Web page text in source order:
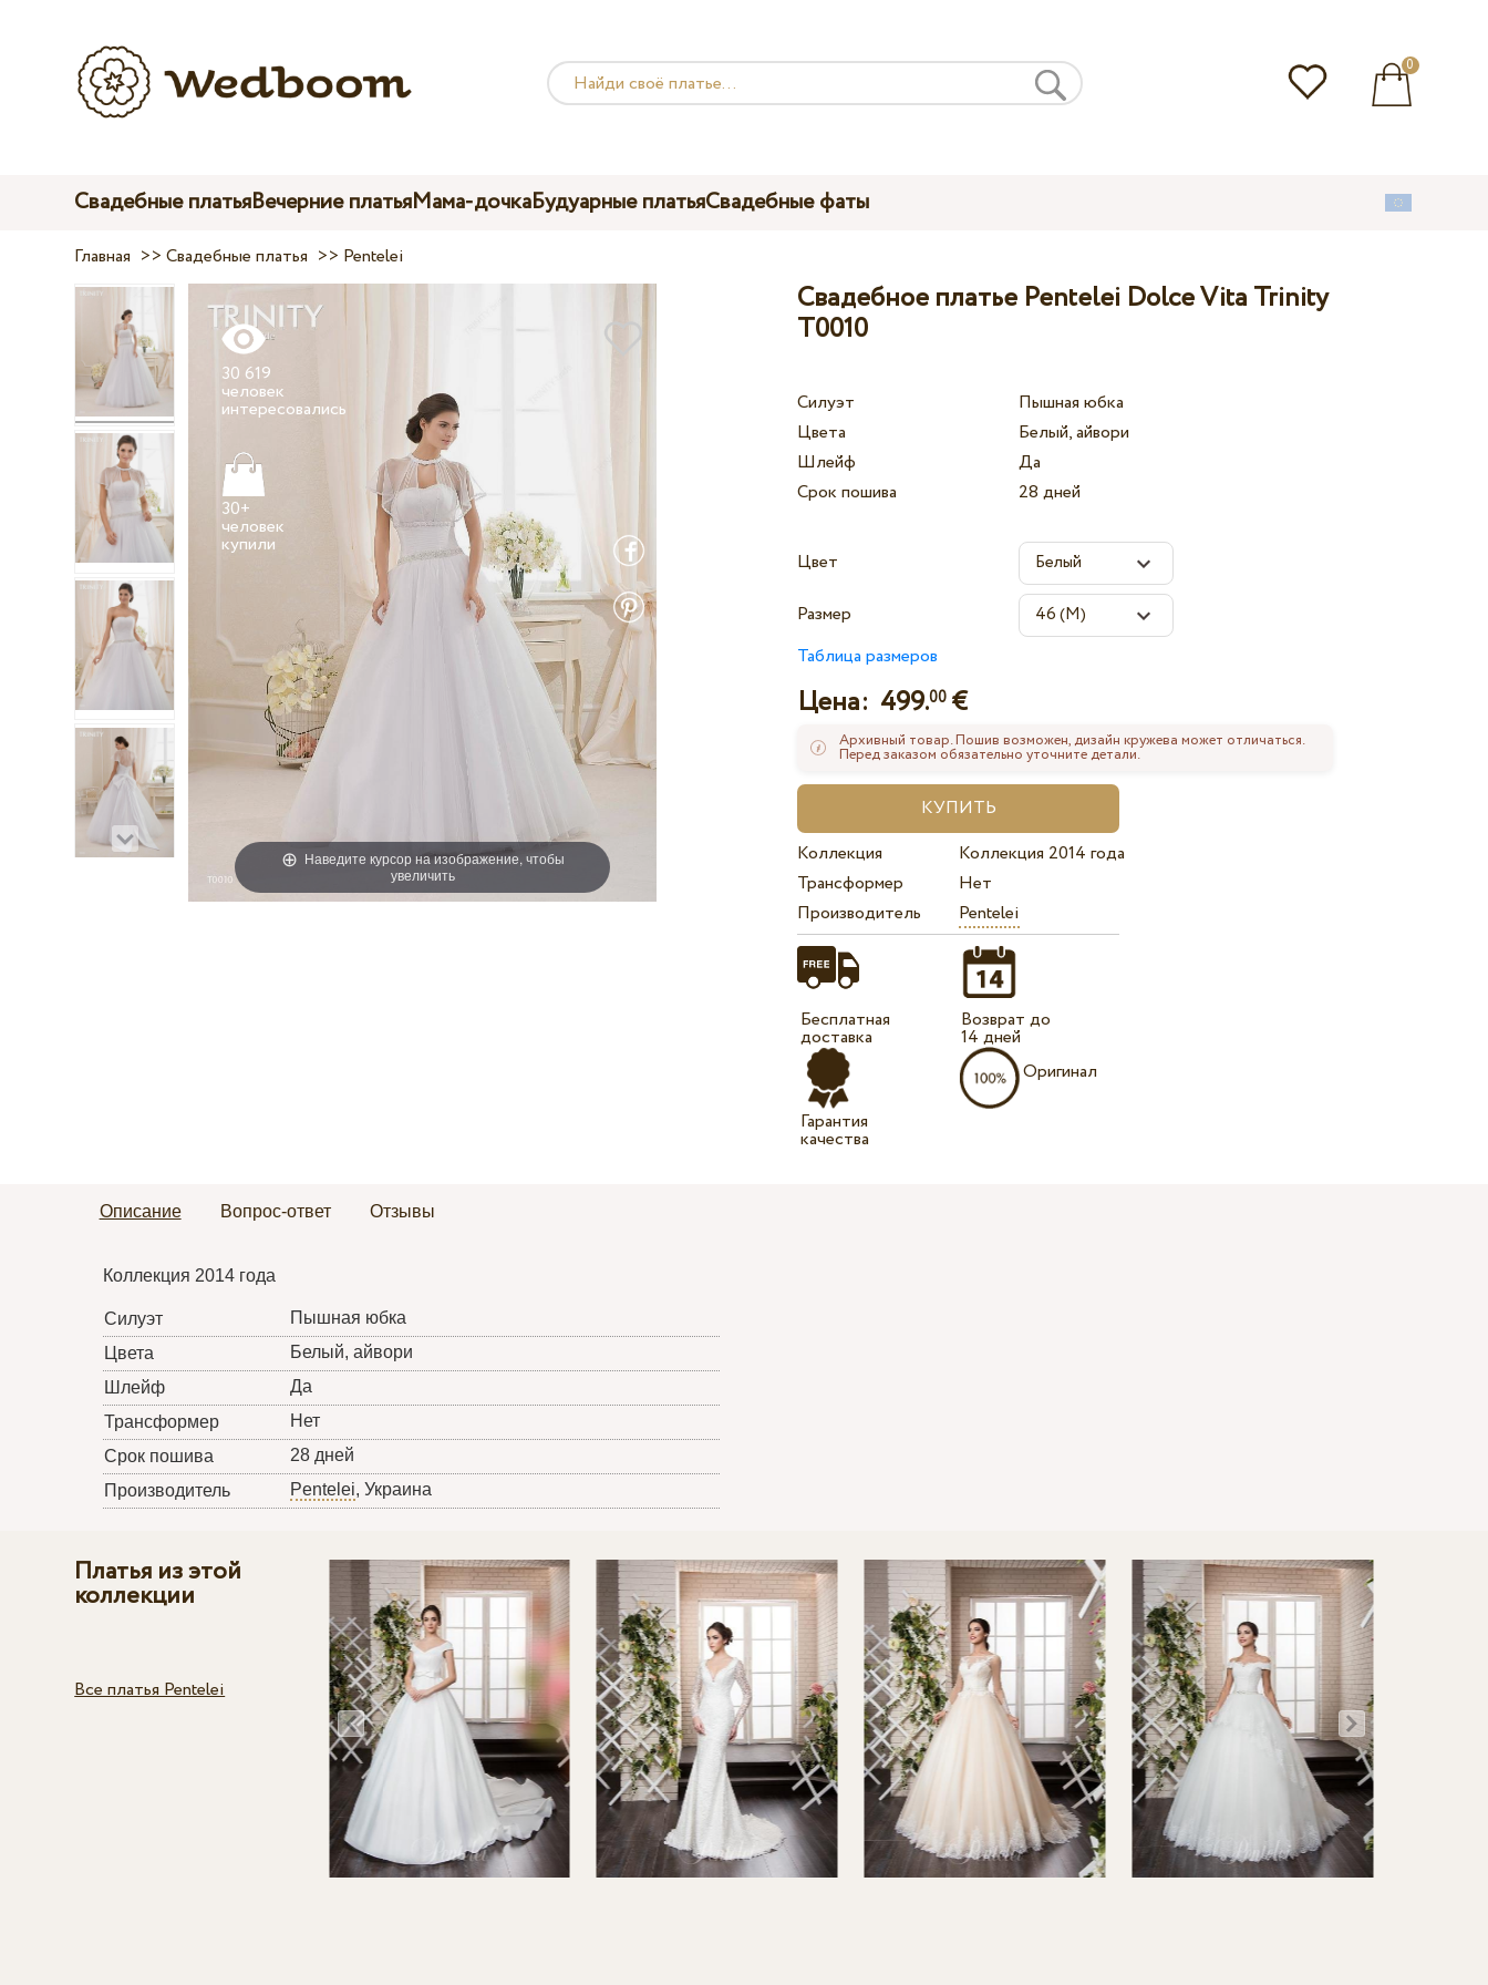
0
Свадебные платьяВечерние платьяМама-дочкаБудуарные платьяСвадебные фаты
Главная >>Свадебные платья >> Pentelei
Наведите курсор на изображение, чтобы
увеличить
30 619
человек
30+
человек
Свадебное платье Pentelei Dolce Vita Trinity
T0010
Силуэт
Пышная юбка
Цвета
Белый, айвори
Шлейф
Да
Срок пошива
28 дней
Цвет
Размер
Таблица размеров
Цена: 499.00 €
Архивный товар. Пошив возможен, дизайн кружева может отличаться.
Перед заказом обязательно уточните детали.
Коллекция
Коллекция 2014 года
Трансформер
Нет
Производитель
Pentelei
Бесплатная
доставка
Гарантия
качества
Возврат до
14 дней
Оригинал
Описание Вопрос-ответ Отзывы
Коллекция 2014 года
Силуэт
Пышная юбка
Цвета
Белый, айвори
Шлейф
Да
Трансформер
Нет
Срок пошива
28 дней
Производитель
Pentelei, Украина
Платья из этой
коллекции
Все платья Pentelei